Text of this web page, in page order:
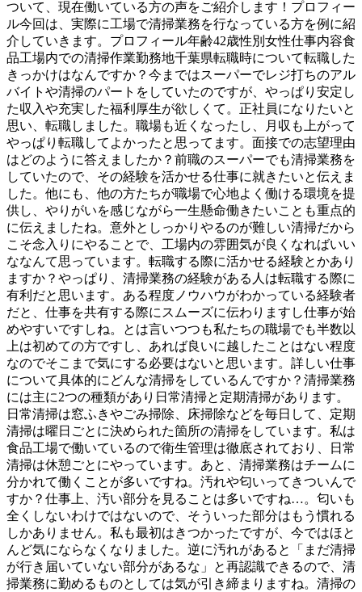
ついて、現在働いている方の声をご紹介します！プロフィー
ル今回は、実際に工場で清掃業務を行なっている方を例に紹
介していきます。プロフィール年齢42歳性別女性仕事内容食
品工場内での清掃作業勤務地千葉県転職時について転職した
きっかけはなんですか？今まではスーパーでレジ打ちのアル
バイトや清掃のパートをしていたのですが、やっぱり安定し
た収入や充実した福利厚生が欲しくて。正社員になりたいと
思い、転職しました。職場も近くなったし、月収も上がって
やっぱり転職してよかったと思ってます。面接での志望理由
はどのように答えましたか？前職のスーパーでも清掃業務を
していたので、その経験を活かせる仕事に就きたいと伝えま
した。他にも、他の方たちが職場で心地よく働ける環境を提
供し、やりがいを感じながら一生懸命働きたいことも重点的
に伝えましたね。意外としっかりやるのが難しい清掃だから
こそ念入りにやることで、工場内の雰囲気が良くなればいい
ななんて思っています。転職する際に活かせる経験とかあり
ますか？やっぱり、清掃業務の経験がある人は転職する際に
有利だと思います。ある程度ノウハウがわかっている経験者
だと、仕事を共有する際にスムーズに伝わりますし仕事が始
めやすいですしね。とは言いつつも私たちの職場でも半数以
上は初めての方ですし、あれば良いに越したことはない程度
なのでそこまで気にする必要はないと思います。詳しい仕事
について具体的にどんな清掃をしているんですか？清掃業務
には主に2つの種類があり日常清掃と定期清掃があります。
日常清掃は窓ふきやごみ掃除、床掃除などを毎日して、定期
清掃は曜日ごとに決められた箇所の清掃をしています。私は
食品工場で働いているので衛生管理は徹底されており、日常
清掃は休憩ごとにやっています。あと、清掃業務はチームに
分かれて働くことが多いですね。汚れや匂いってきついんで
すか？仕事上、汚い部分を見ることは多いですね…。匂いも
全くしないわけではないので、そういった部分はもう慣れる
しかありません。私も最初はきつかったですが、今ではほと
んど気にならなくなりました。逆に汚れがあると「まだ清掃
が行き届いていない部分があるな」と再認識できるので、清
掃業務に勤めるものとしては気が引き締まりますね。清掃の